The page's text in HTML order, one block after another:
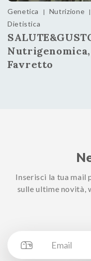
Genetica | Nutrizione |
Dietistica
Favretto
Inserisci la tua mail
sulle ultime novità,